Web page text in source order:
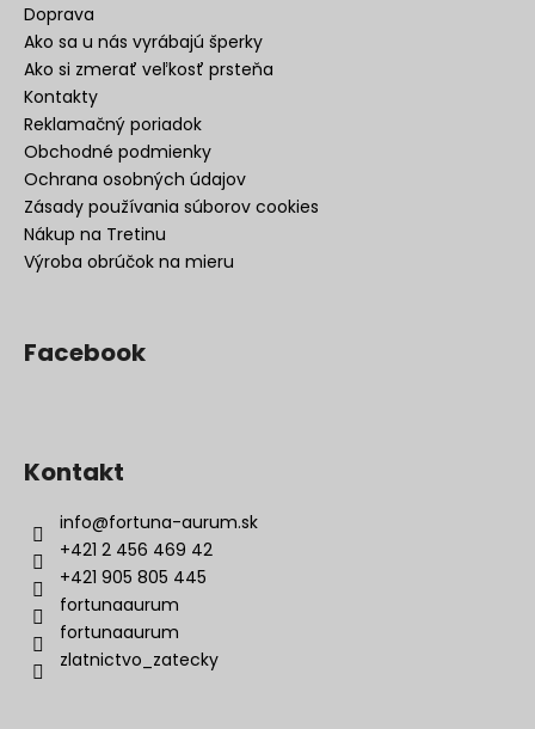
Doprava
Ako sa u nás vyrábajú šperky
Ako si zmerať veľkosť prsteňa
Kontakty
Reklamačný poriadok
Obchodné podmienky
Ochrana osobných údajov
Zásady používania súborov cookies
Nákup na Tretinu
Výroba obrúčok na mieru
Facebook
Kontakt
info@fortuna-aurum.sk
+421 2 456 469 42
+421 905 805 445
fortunaaurum
fortunaaurum
zlatnictvo_zatecky